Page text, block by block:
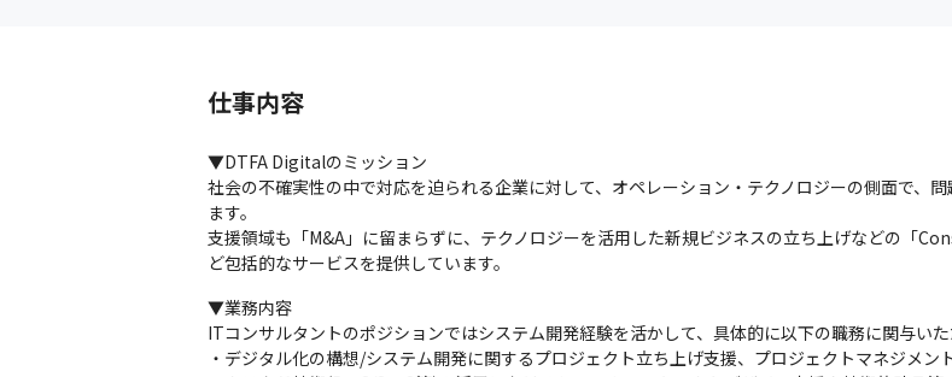
仕事内容
▼DTFA Digitalのミッション
社会の不確実性の中で対応を迫られる企業に対して、オペレーション・テクノロジーの側面で、
ます。
支援領域も「M&A」に留まらずに、テクノロジーを活用した新規ビジネスの立ち上げなどの「
ど包括的なサービスを提供しています。
▼業務内容
ITコンサルタントのポジションではシステム開発経験を活かして、具体的に以下の職務に関与い
・デジタル化の構想/システム開発に関するプロジェクト立ち上げ支援、プロジェクトマネジメン